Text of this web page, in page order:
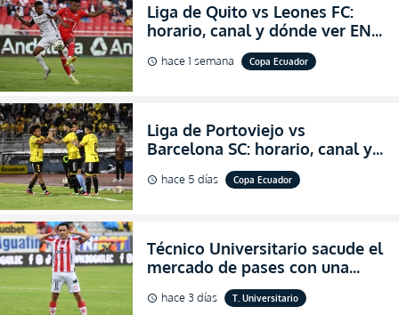
Liga de Quito vs Leones FC:
horario, canal y dónde ver EN
VIVO los octavos de final de la
Copa Ecuador 2026
schedule hace 1 semana Copa Ecuador
Liga de Portoviejo vs
Barcelona SC: horario, canal y
dónde ver EN VIVO los octavos
de final de la Copa Ecuador
schedule hace 5 días Copa Ecuador
Técnico Universitario sacude el
mercado de pases con una
verdadera revolución para
asegurar la permanencia
schedule hace 3 días T. Universitario